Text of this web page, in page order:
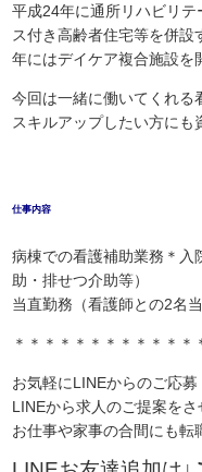
平成24年に通所リハビリ
ス付き高齢者住宅等を併
年にはデイケア複合施設を
今回は一緒に働いてくれる
スキルアップしたい方にも
仕事内容
病棟での看護補助業務＊入
助・排せつ介助等）
当直勤務（看護師との2名当
＊＊＊＊＊＊＊＊＊＊＊＊
お気軽にLINEからのご応募
LINEから求人のご提案をさ
お仕事や家事の合間にも